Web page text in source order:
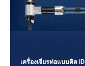
เครื่องเจียรท่อแบบติด ID